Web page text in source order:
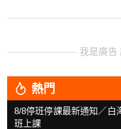
我是廣告
熱門
8/8停班停課最新通知／白
班上課